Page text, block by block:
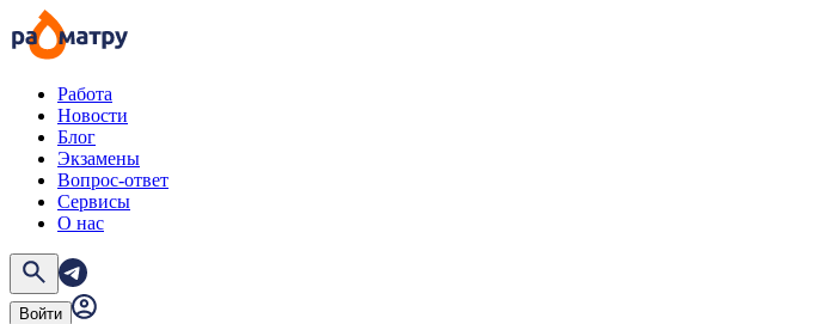
Работа
Новости
Блог
Экзамены
Вопрос-ответ
Сервисы
О нас
Войти